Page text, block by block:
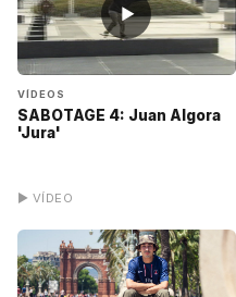
▶
VÍDEOS
SABOTAGE 4: Juan Algora
'Jura'
▶ VÍDEO